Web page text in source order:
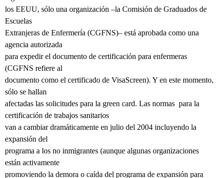
los EEUU, sólo una organización –la Comisión de Graduados de
Escuelas
Extranjeras de Enfermería (CGFNS)– está aprobada como una
agencia autorizada
para expedir el documento de certificación para enfermeras
(CGFNS refiere al
documento como el certificado de VisaScreen). Y en este momento,
sólo se hallan
afectadas las solicitudes para la green card. Las normas para la
certificación de trabajos sanitarios
van a cambiar dramáticamente en julio del 2004 incluyendo la
expansión del
programa a los no inmigrantes (aunque algunas organizaciones
están activamente
promoviendo la demora o caída del programa de expansión para